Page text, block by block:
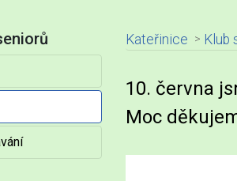
Kateřinice Klub
Nadpis
10. června
Moc